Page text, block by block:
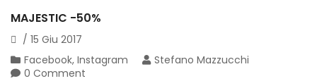
MAJESTIC -50%
/ 15 Giu 2017
Facebook, Instagram
Stefano Mazzucchi
0 Comment